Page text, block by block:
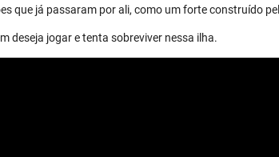
que já passaram por ali, como um forte construído
deseja jogar e tenta sobreviver nessa ilha.